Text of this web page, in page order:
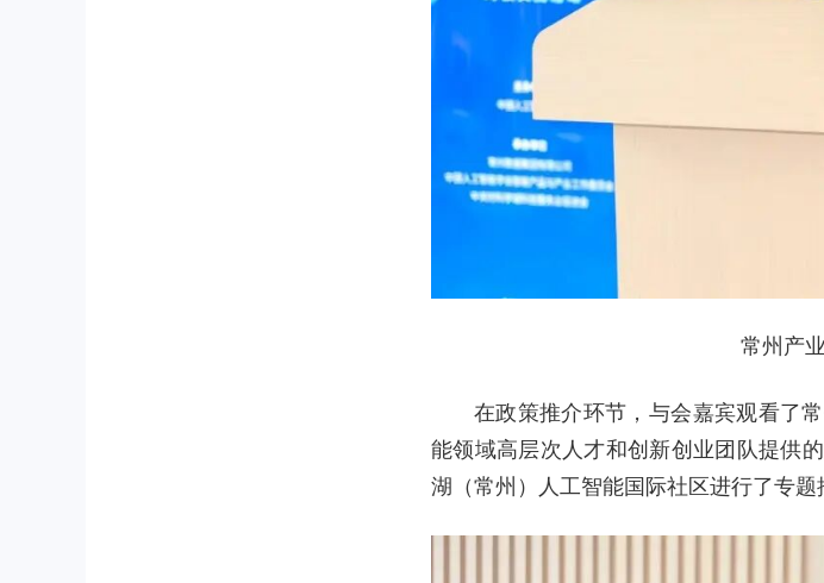
常州产
在政策推介环节，与会嘉宾观看了
能领域高层次人才和创新创业团队提供
湖（常州）人工智能国际社区进行了专题